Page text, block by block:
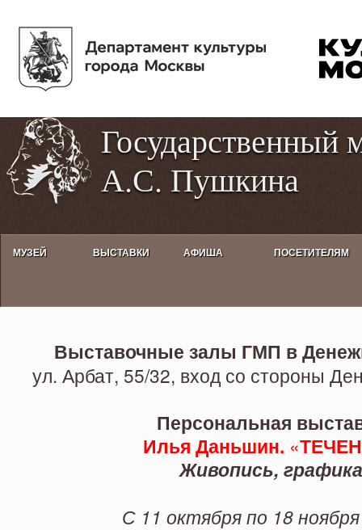
Государственный
А.С. Пушкина
МУЗЕЙ ВЫСТАВКИ АФИША ПОСЕТИТЕЛЯМ
Выставка «Илья Даньшин
ноября.
Выставочные залы ГМП в
ул. Арбат, 55/32, вход со стороны
Персональная
Илья Даньшин. «
Живопись, графика
С 11 октября по 18